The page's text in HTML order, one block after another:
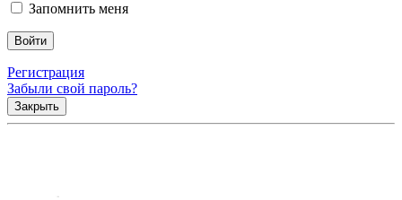
Запомнить меня
Регистрация
Забыли свой пароль?
Закрыть